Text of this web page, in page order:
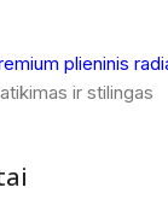
ir stilingas